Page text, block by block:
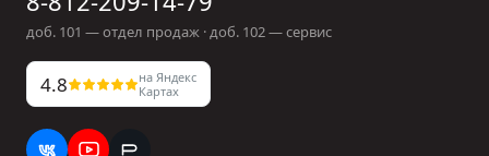
доб. 101 — отдел продаж · доб. 102— сервис
4.8
на Яндекс
Картах